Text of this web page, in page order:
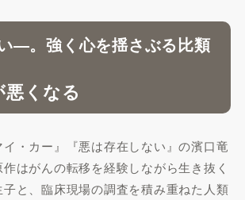
―。強く心を揺さぶる比類
くなる
・カー』『悪は存在しない』の濱口竜
はがんの転移を経験しながら生き抜く
と、臨床現場の調査を積み重ねた人類